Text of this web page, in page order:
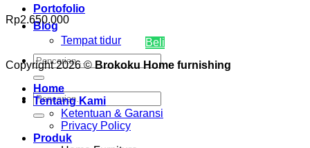
Portofolio
Blog
Tempat tidur
Pencarian
untuk:
Pencarian
untuk:
Rp2.650.000
Beli
Copyright 2026 ©Brokoku Home furnishing
Home
Tentang Kami
Ketentuan & Garansi
Privacy Policy
Produk